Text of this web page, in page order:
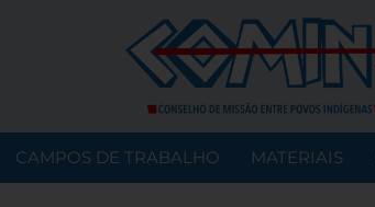
CAMPOS DE TRABALHO MATERIAIS